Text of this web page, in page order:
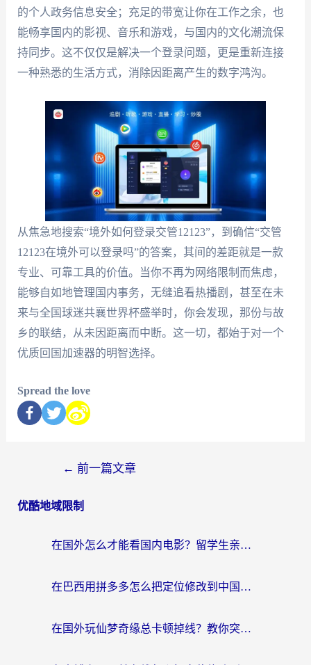
的个人政务信息安全；充足的带宽让你在工作之余，也
能畅享国内的影视、音乐和游戏，与国内的文化潮流保
持同步。这不仅仅是解决一个登录问题，更是重新连接
一种熟悉的生活方式，消除因距离产生的数字鸿沟。
从焦急地搜索“境外如何登录交管12123”，到确信“交管
12123在境外可以登录吗”的答案，其间的差距就是一款
专业、可靠工具的价值。当你不再为网络限制而焦虑，
能够自如地管理国内事务，无缝追看热播剧，甚至在未
来与全国球迷共襄世界杯盛举时，你会发现，那份与故
乡的联结，从未因距离而中断。这一切，都始于对一个
优质回国加速器的明智选择。
Spread the love
← 前一篇文章
优酷地域限制
在国外怎么才能看国内电影？留学生亲测有效的地域限制突破指南
在巴西用拼多多怎么把定位修改到中国国内？3步解决海外党痛点，附芒果TV伊对可用攻略
在国外玩仙梦奇缘总卡顿掉线？教你突破限制+搞定追剧查诉讼的实用攻略